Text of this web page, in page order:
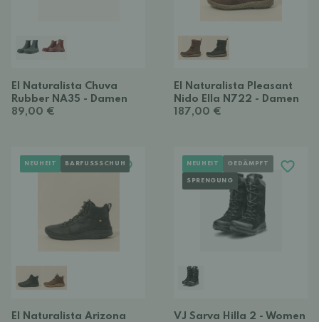
El Naturalista Chuva
Rubber NA35 - Damen
89,00 €
El Naturalista Pleasant
Nido Ella N722 - Damen
187,00 €
NEUHEIT BARFUSSSCHUH
El Naturalista Arizona
NEUHEIT GEDÄMPFT
SPRENGUNG
VJ Sarva Hilla 2 - Women